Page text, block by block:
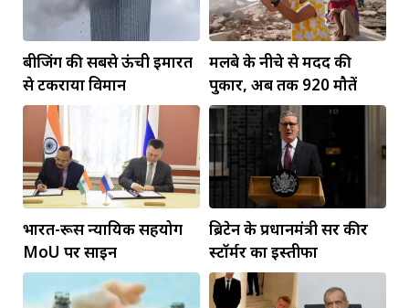
बीजिंग की सबसे ऊंची इमारत
से टकराया विमान
मलबे के नीचे से मदद की
पुकार, अब तक 920 मौतें
भारत-रूस न्यायिक सहयोग
MoU पर साइन
ब्रिटेन के प्रधानमंत्री सर कीर
स्टॉर्मर का इस्तीफा